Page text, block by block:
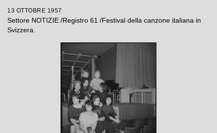
13 OTTOBRE 1957
Settore NOTIZIE /Registro 61 /Festival della canzone italiana in
Svizzera.